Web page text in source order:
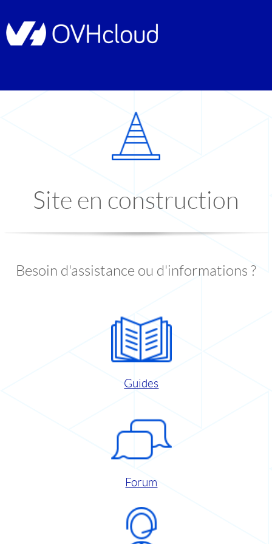
Site en construction
Besoin d'assistance ou d'informations ?
Guides
Forum